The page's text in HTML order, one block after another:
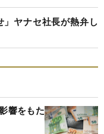
」ヤナセ社長が熱弁し
響をもた